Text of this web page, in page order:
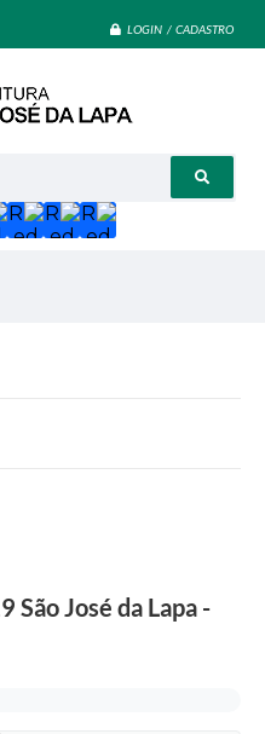
LOGIN / CADASTRO
José da Lapa -